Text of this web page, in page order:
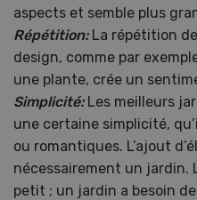
aspects et semble plus
Répétition: La répétition
design, comme par
une plante, crée un
Simplicité: Les meilleurs
une certaine simplicité,
ou romantiques. L’ajout
nécessairement un jardin.
petit ; un jardin a besoin